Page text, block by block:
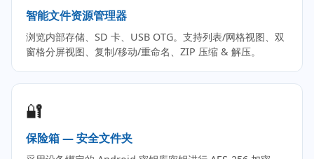
智能文件资源管理器
浏览内部存储、SD 卡、USB OTG。支持列表/网格视图、双
窗格分屏视图、复制/移动/重命名、ZIP 压缩 & 解压。
🔐
保险箱 — 安全文件夹